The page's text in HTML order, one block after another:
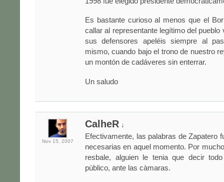
Es bastante curioso al menos que el
callar al representante legítimo del pueblo
sus defensores apeléis siempre al
mismo, cuando bajo el trono de nuestro
un montón de cadáveres sin enterrar.
Un saludo
Nov 15, 2007
CalheR ↓
Efectivamente, las palabras de Zapatero
necesarias en aquel momento. Por
resbale, alguien le tenia que decir
pùblico, ante las càmaras.